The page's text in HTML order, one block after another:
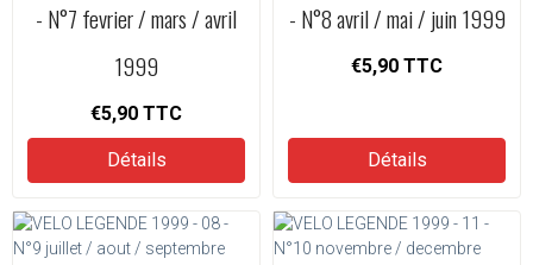
- N°7 fevrier / mars / avril
1999
€5,90 TTC
Détails
- N°8 avril / mai / juin 1999
€5,90 TTC
Détails